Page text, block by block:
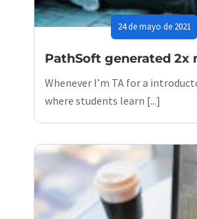
24 de mayo de 2021
Whenever I’m TA for a
where students learn [...]